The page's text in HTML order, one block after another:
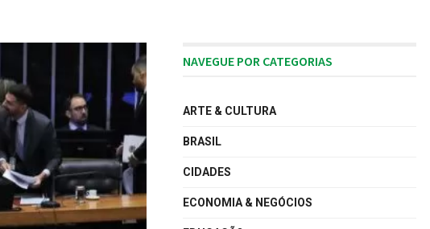
NAVEGUE POR CATEGORIAS
ARTE & CULTURA
BRASIL
CIDADES
ECONOMIA & NEGÓCIOS